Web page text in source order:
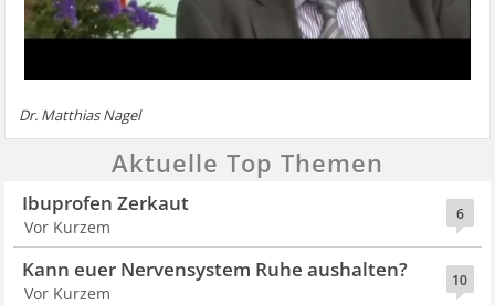
Dr. Matthias Nagel
Aktuelle Top Themen
6
Ibuprofen Zerkaut
Vor Kurzem
10
Kann euer Nervensystem Ruhe aushalten?
Vor Kurzem